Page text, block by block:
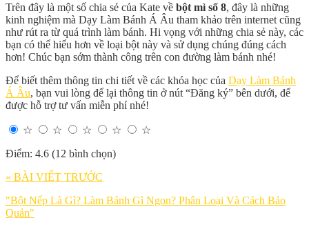
Trên đây là một số chia sẻ của Kate về bột mì số 8, đây là những
kinh nghiệm mà Dạy Làm Bánh Á Âu tham khảo trên internet cũng
như rút ra từ quá trình làm bánh. Hi vọng với những chia sẻ này, các
bạn có thể hiểu hơn về loại bột này và sử dụng chúng đúng cách
hơn! Chúc bạn sớm thành công trên con đường làm bánh nhé!
Để biết thêm thông tin chi tiết về các khóa học của Dạy Làm Bánh
Á Âu, bạn vui lòng để lại thông tin ở nút “Đăng ký” bên dưới, để
được hỗ trợ tư vấn miễn phí nhé!
☆ ☆ ☆ ☆
☆
Điểm: 4.6 (12 bình chọn)
« BÀI VIẾT TRƯỚC
"Bột Nếp Là Gì? Làm Bánh Gì Ngon? Phân Loại Và Cách Bảo
Quản"